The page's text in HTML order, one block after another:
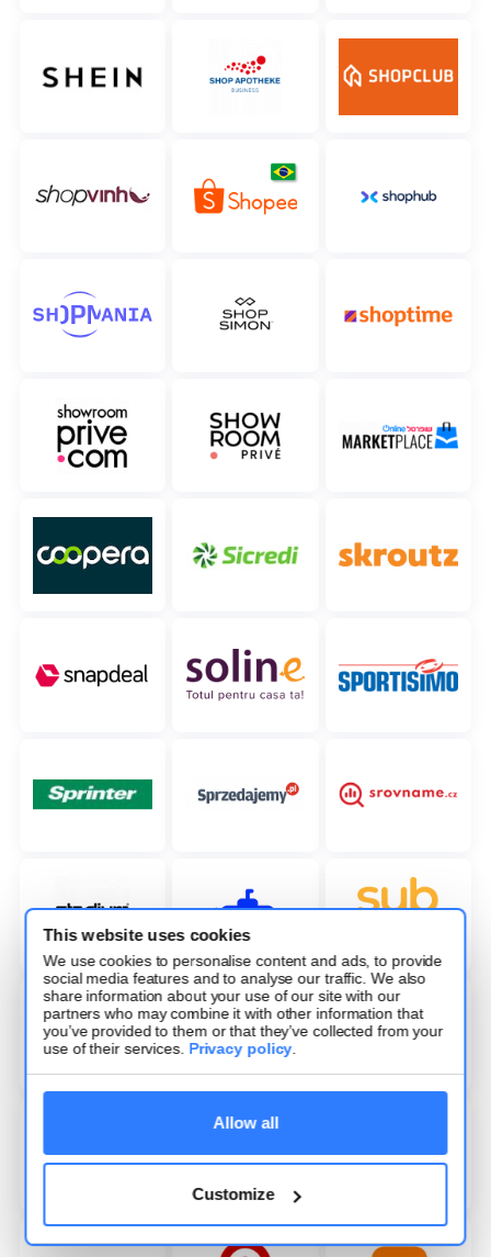
This website uses cookies
We use cookies to personalise content and ads, to provide
social media features and to analyse our traffic. We also
share information about your use of our site with our
partners who may combine it with other information that
you’ve provided to them or that they’ve collected from your
use of their services. Privacy policy.
Allow all
Customize